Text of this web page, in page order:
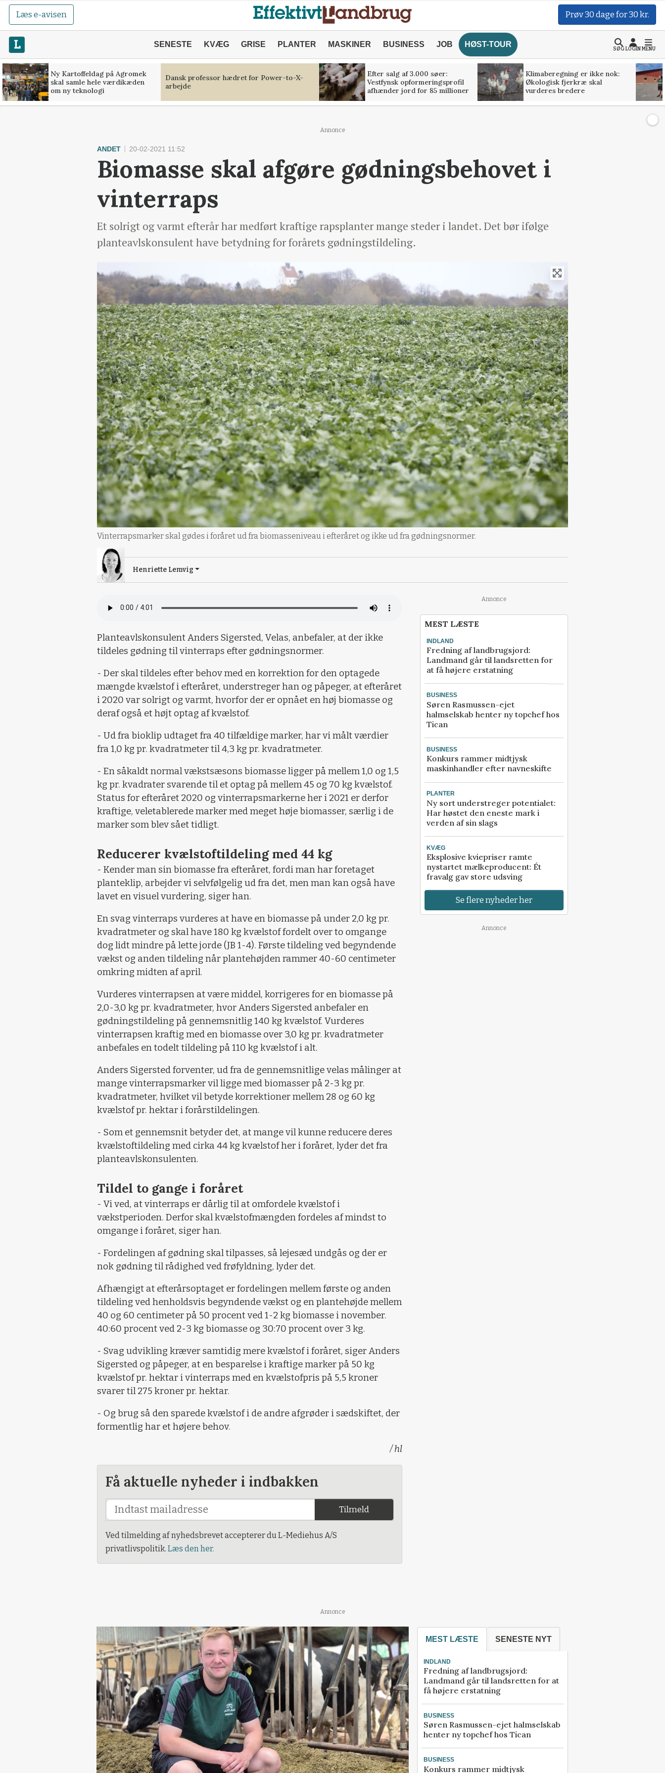
Læs e-avisen Prøv 30 dage for 30 kr.
SENESTE KVÆG GRISE PLANTER MASKINER BUSINESS JOB HØST-TOUR
SØGLOGINMENU
Ny Kartoffeldag på Agromek
skal samle hele værdikæden
om ny teknologi
Dansk professor hædret for Power-to-X-
arbejde
Efter salg af 3.000 søer:
Vestfynsk opformeringsprofil
afhænder jord for 85 millioner
Klimaberegning er ikke nok:
Økologisk fjerkræ skal
vurderes bredere
Annonce
ANDET 20-02-2021 11:52
Biomasse skal afgøre gødningsbehovet i
vinterraps
Et solrigt og varmt efterår har medført kraftige rapsplanter mange steder i landet. Det bør ifølge
planteavlskonsulent have betydning for forårets gødningstildeling.
Vinterrapsmarker skal gødes i foråret ud fra biomasseniveau i efteråret og ikke ud fra gødningsnormer.
Henriette Lemvig
Planteavlskonsulent Anders Sigersted, Velas, anbefaler, at der ikke
tildeles gødning til vinterraps efter gødningsnormer.
- Der skal tildeles efter behov med en korrektion for den optagede
mængde kvælstof i efteråret, understreger han og påpeger, at efteråret
i 2020 var solrigt og varmt, hvorfor der er opnået en høj biomasse og
deraf også et højt optag af kvælstof.
- Ud fra bioklip udtaget fra 40 tilfældige marker, har vi målt værdier
fra 1,0 kg pr. kvadratmeter til 4,3 kg pr. kvadratmeter.
- En såkaldt normal vækstsæsons biomasse ligger på mellem 1,0 og 1,5
kg pr. kvadrater svarende til et optag på mellem 45 og 70 kg kvælstof.
Status for efteråret 2020 og vinterrapsmarkerne her i 2021 er derfor
kraftige, veletablerede marker med meget høje biomasser, særlig i de
marker som blev sået tidligt.
Reducerer kvælstoftildeling med 44 kg
- Kender man sin biomasse fra efteråret, fordi man har foretaget
planteklip, arbejder vi selvfølgelig ud fra det, men man kan også have
lavet en visuel vurdering, siger han.
En svag vinterraps vurderes at have en biomasse på under 2,0 kg pr.
kvadratmeter og skal have 180 kg kvælstof fordelt over to omgange
dog lidt mindre på lette jorde (JB 1-4). Første tildeling ved begyndende
vækst og anden tildeling når plantehøjden rammer 40-60 centimeter
omkring midten af april.
Vurderes vinterrapsen at være middel, korrigeres for en biomasse på
2,0-3,0 kg pr. kvadratmeter, hvor Anders Sigersted anbefaler en
gødningstildeling på gennemsnitlig 140 kg kvælstof. Vurderes
vinterrapsen kraftig med en biomasse over 3,0 kg pr. kvadratmeter
anbefales en todelt tildeling på 110 kg kvælstof i alt.
Anders Sigersted forventer, ud fra de gennemsnitlige velas målinger at
mange vinterrapsmarker vil ligge med biomasser på 2-3 kg pr.
kvadratmeter, hvilket vil betyde korrektioner mellem 28 og 60 kg
kvælstof pr. hektar i forårstildelingen.
- Som et gennemsnit betyder det, at mange vil kunne reducere deres
kvælstoftildeling med cirka 44 kg kvælstof her i foråret, lyder det fra
planteavlskonsulenten.
Tildel to gange i foråret
- Vi ved, at vinterraps er dårlig til at omfordele kvælstof i
vækstperioden. Derfor skal kvælstofmængden fordeles af mindst to
omgange i foråret, siger han.
- Fordelingen af gødning skal tilpasses, så lejesæd undgås og der er
nok gødning til rådighed ved frøfyldning, lyder det.
Afhængigt at efterårsoptaget er fordelingen mellem første og anden
tildeling ved henholdsvis begyndende vækst og en plantehøjde mellem
40 og 60 centimeter på 50 procent ved 1-2 kg biomasse i november.
40:60 procent ved 2-3 kg biomasse og 30:70 procent over 3 kg.
- Svag udvikling kræver samtidig mere kvælstof i foråret, siger Anders
Sigersted og påpeger, at en besparelse i kraftige marker på 50 kg
kvælstof pr. hektar i vinterraps med en kvælstofpris på 5,5 kroner
svarer til 275 kroner pr. hektar.
- Og brug så den sparede kvælstof i de andre afgrøder i sædskiftet, der
formentlig har et højere behov.
/ hl
Få aktuelle nyheder i indbakken
Tilmeld
Ved tilmelding af nyhedsbrevet accepterer du L-Mediehus A/S
privatlivspolitik. Læs den her.
Annonce
MEST LÆSTE
INDLAND
Fredning af landbrugsjord:
Landmand går til landsretten for
at få højere erstatning
BUSINESS
Søren Rasmussen-ejet
halmselskab henter ny topchef hos
Tican
BUSINESS
Konkurs rammer midtjysk
maskinhandler efter navneskifte
PLANTER
Ny sort understreger potentialet:
Har høstet den eneste mark i
verden af sin slags
KVÆG
Eksplosive kviepriser ramte
nystartet mælkeproducent: Ét
fravalg gav store udsving
Se flere nyheder her
Annonce
Annonce
MEST LÆSTE SENESTE NYT
INDLAND
Fredning af landbrugsjord:
Landmand går til landsretten for at
få højere erstatning
BUSINESS
Søren Rasmussen-ejet halmselskab
henter ny topchef hos Tican
BUSINESS
Konkurs rammer midtjysk